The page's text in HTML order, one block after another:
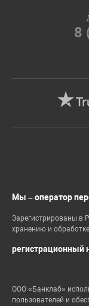
8
Мы – оператор
Зарегистрированы в
хранению и
регистрационный
ООО «Банклаб»
пользователей и